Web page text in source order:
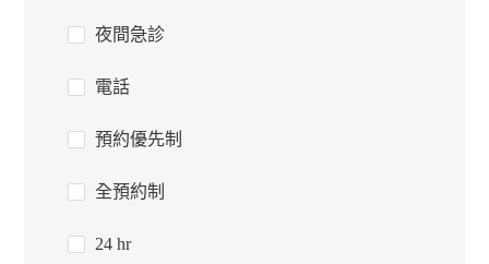
夜間急診
電話
預約優先制
全預約制
24 hr